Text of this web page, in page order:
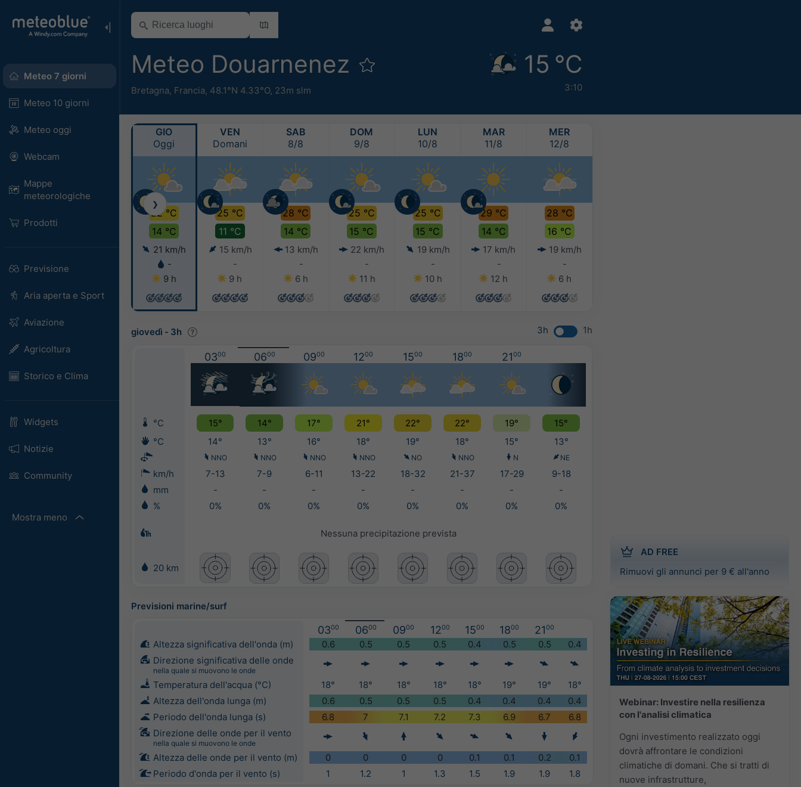
Meteo 7 giorni
Meteo 10 giorni
Meteo oggi
Webcam
Mappe
meteorologiche
Prodotti
Previsione
Aria aperta e Sport
Aviazione
Agricoltura
Storico e Clima
Widgets
Notizie
Community
Mostra meno
Meteo Douarnenez
Bretagna, Francia, 48.1°N 4.33°O, 23m slm
15 °C
3:10
AD FREE
Rimuovi gli annunci per 9 € all'anno
Webinar: Investire nella resilienza
con l'analisi climatica
Ogni investimento realizzato oggi
dovrà affrontare le condizioni
climatiche di domani. Che si tratti di
nuove infrastrutture,
GIO
Oggi
22 °C
14 °C
21 km/h
-
9 h
VEN
Domani
25 °C
11 °C
15 km/h
-
9 h
SAB
8/8
28 °C
14 °C
13 km/h
-
6 h
DOM
9/8
25 °C
15 °C
22 km/h
-
11 h
LUN
10/8
25 °C
15 °C
19 km/h
-
10 h
MAR
11/8
29 °C
14 °C
17 km/h
-
12 h
MER
12/8
28 °C
16 °C
19 km/h
-
6 h
❯
giovedì - 3h 3h 1h
0300 0600 0900 1200 1500 1800 2100
°C 15° 14° 17° 21° 22° 22° 19°
15°
°C
14° 13° 16° 18° 19° 18° 15° 13°
NNO NNO NNO NNO NO NNO N NE
km/h 7-13 7-9 6-11 13-22 18-32 21-37 17-29
9-18
mm
- - - - - - -
-
%
0% 0% 0% 0% 0% 0% 0% 0%
Nessuna precipitazione prevista
20 km
Previsioni marine/surf
0300 0600 0900 1200 1500 1800 2100
Altezza significativa dell'onda (m) 0.6 0.5 0.5 0.5 0.4 0.5 0.5
0.4
Direzione significativa delle onde
nella quale si muovono le onde
Temperatura dell'acqua (°C) 18° 18° 18° 18° 18° 19° 19°
18°
Altezza dell'onda lunga (m)
0.6 0.5 0.5 0.5 0.4 0.4 0.4
0.4
Periodo dell'onda lunga (s)
6.8 7 7.1 7.2 7.3 6.9 6.7
6.8
Direzione delle onde per il vento
nella quale si muovono le onde
Altezza delle onde per il vento (m) 0 0 0 0 0.1 0.1 0.2
0.1
Periodo d'onda per il vento (s)
1 1.2 1 1.3 1.5 1.9 1.9 1.8